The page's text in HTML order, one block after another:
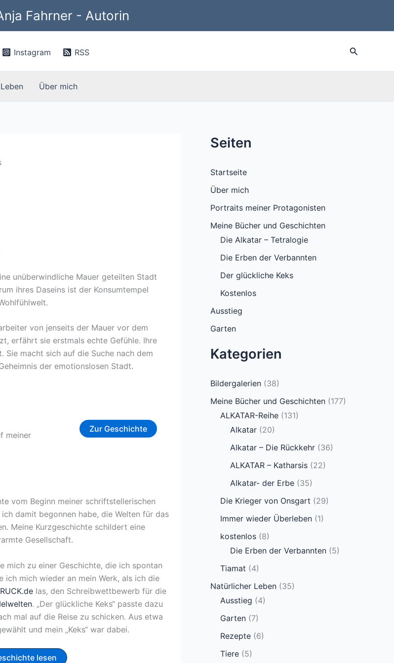
Fahrner - Autorin
Instagram RSS Suche
Über mich
unüberwindliche Mauer geteilten Stadt
ihres Daseins ist der Konsumtempel
von jenseits der Mauer vor dem
erfährt sie erstmals echte Gefühle. Ihre
Sie macht sich auf die Suche nach dem
der emotionslosen Stadt.
meiner
Zur Geschichte
vom Beginn meiner schriftstellerischen
damit begonnen habe, die Welten für das
Meine Kurzgeschichte schildert eine
Gesellschaft.
mich zu einer Geschichte, die ich spontan
ich mich wieder an mein Werk, als ich die
las, den Schreibwettbewerb für die
. „Der glückliche Keks“ passte dazu
mal auf die Reise zu schicken. Aus etwa
und mein „Keks“ war dabei.
lesen
Seiten
Startseite
Über mich
Portraits meiner Protagonisten
Meine Bücher und Geschichten
Die Alkatar – Tetralogie
Die Erben der Verbannten
Der glückliche Keks
Kostenlos
Ausstieg
Garten
Kategorien
Bildergalerien (38)
Meine Bücher und Geschichten (177)
ALKATAR-Reihe (131)
Alkatar (20)
Alkatar – Die Rückkehr (36)
ALKATAR – Katharsis (22)
Alkatar- der Erbe (35)
Die Krieger von Onsgart (29)
Immer wieder Überleben (1)
kostenlos (8)
Die Erben der Verbannten (5)
Tiamat (4)
Natürlicher Leben (35)
Ausstieg (4)
Garten (7)
Rezepte (6)
Tiere (5)